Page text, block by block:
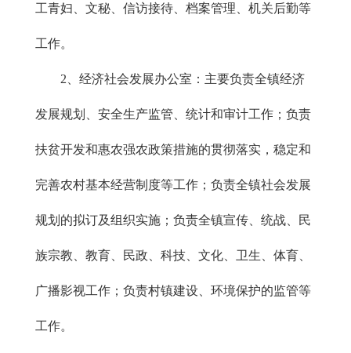
工青妇、文秘、信访接待、档案管理、机关后勤等
工作。
2、经济社会发展办公室：主要负责全镇经济
发展规划、安全生产监管、统计和审计工作；负责
扶贫开发和惠农强农政策措施的贯彻落实，稳定和
完善农村基本经营制度等工作；负责全镇社会发展
规划的拟订及组织实施；负责全镇宣传、统战、民
族宗教、教育、民政、科技、文化、卫生、体育、
广播影视工作；负责村镇建设、环境保护的监管等
工作。